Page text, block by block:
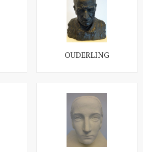
OUDERLING